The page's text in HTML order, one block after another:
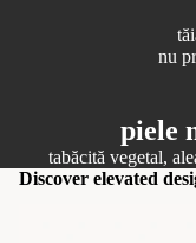
nu
piele
tabăcită vegetal,
Discover elevated